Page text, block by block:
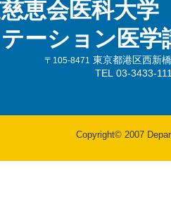
恵会医科大学
ーション医学
〒105-8471
東京都港区西新
TEL 03-3433-
Copyright© 2007